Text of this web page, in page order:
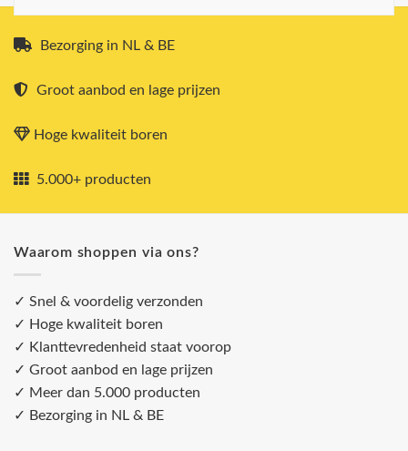
Bezorging in NL & BE
Groot aanbod en lage prijzen
Hoge kwaliteit boren
5.000+ producten
Waarom shoppen via ons?
✓ Snel & voordelig verzonden
✓ Hoge kwaliteit boren
✓ Klanttevredenheid staat voorop
✓ Groot aanbod en lage prijzen
✓ Meer dan 5.000 producten
✓ Bezorging in NL & BE